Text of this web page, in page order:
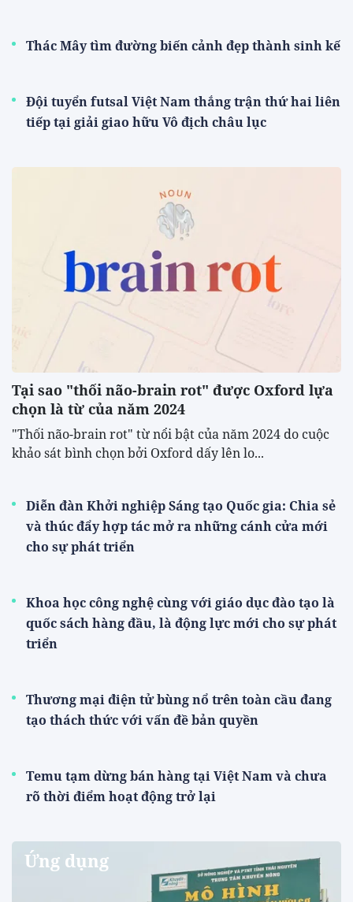
Thác Mây tìm đường biến cảnh đẹp thành sinh kế
Đội tuyển futsal Việt Nam thắng trận thứ hai liên
tiếp tại giải giao hữu Vô địch châu lục
Tại sao "thối não-brain rot" được Oxford lựa
chọn là từ của năm 2024
"Thối não-brain rot" từ nổi bật của năm 2024 do cuộc
khảo sát bình chọn bởi Oxford dấy lên lo...
Diễn đàn Khởi nghiệp Sáng tạo Quốc gia: Chia sẻ
và thúc đẩy hợp tác mở ra những cánh cửa mới
cho sự phát triển
Khoa học công nghệ cùng với giáo dục đào tạo là
quốc sách hàng đầu, là động lực mới cho sự phát
triển
Thương mại điện tử bùng nổ trên toàn cầu đang
tạo thách thức với vấn đề bản quyền
Temu tạm dừng bán hàng tại Việt Nam và chưa
rõ thời điểm hoạt động trở lại
Ứng dụng